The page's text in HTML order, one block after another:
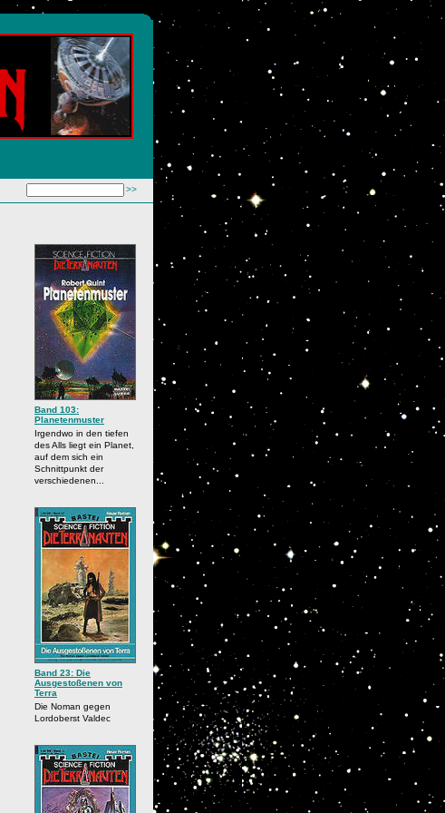
Band 103:
Planetenmuster
Irgendwo in den tiefen
des Alls liegt ein Planet,
auf dem sich ein
Schnittpunkt der
verschiedenen...
Band 23: Die
Ausgestoßenen von
Terra
Die Noman gegen
Lordoberst Valdec